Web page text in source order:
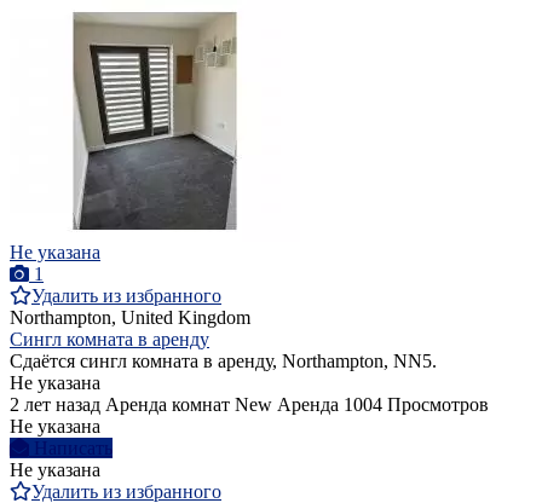
Не указана
1
Удалить из избранного
Northampton, United Kingdom
Сингл комната в аренду
Сдаётся сингл комната в аренду, Northampton, NN5.
Не указана
2 лет назад Аренда комнат New Аренда 1004 Просмотров
Не указана
Написать
Не указана
Удалить из избранного